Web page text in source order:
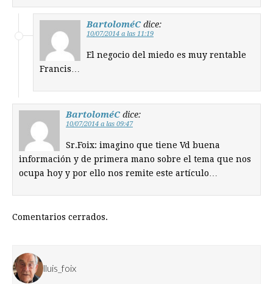
BartoloméC dice:
10/07/2014 a las 11:19
El negocio del miedo es muy rentable
Francis…
BartoloméC dice:
10/07/2014 a las 09:47
Sr.Foix: imagino que tiene Vd buena
información y de primera mano sobre el tema que nos
ocupa hoy y por ello nos remite este artículo…
Comentarios cerrados.
lluis_foix